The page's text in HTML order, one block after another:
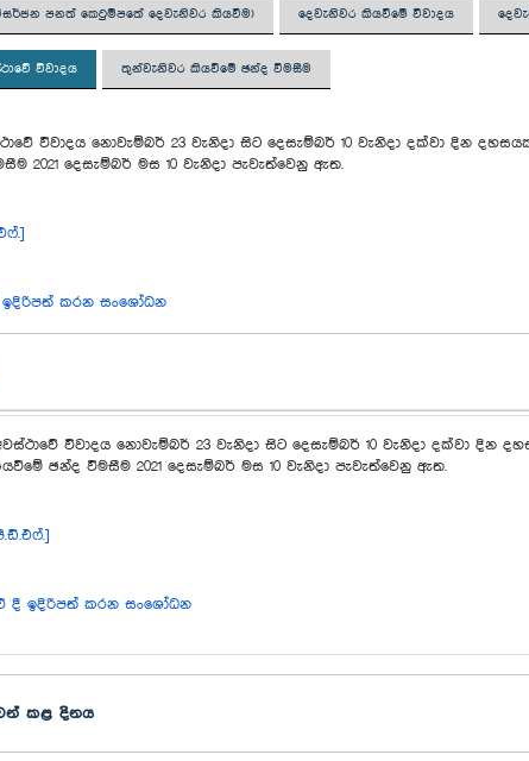
පනත් කෙටුම්පතේ දෙවැනිවර කියවීම) දෙවැනිවර කියවීමේ විවාදය
විවාදය තුන්වැනිවර කියවීමේ ඡන්ද විමසීම
විවාදය නොවැම්බර් 23 වැනිදා සිට දෙසැම්බර් 10 වැනිදා දක්වා දින
2021 දෙසැම්බර් මස 10 වැනිදා පැවැත්වෙනු ඇත.
ඉදිරිපත් කරන සංශෝධන
විවාදය නොවැම්බර් 23 වැනිදා සිට දෙසැම්බර් 10 වැනිදා දක්වා දින
ඡන්ද විමසීම 2021 දෙසැම්බර් මස 10 වැනිදා පැවැත්වෙනු ඇත.
දී ඉදිරිපත් කරන සංශෝධන
කළ දිනය